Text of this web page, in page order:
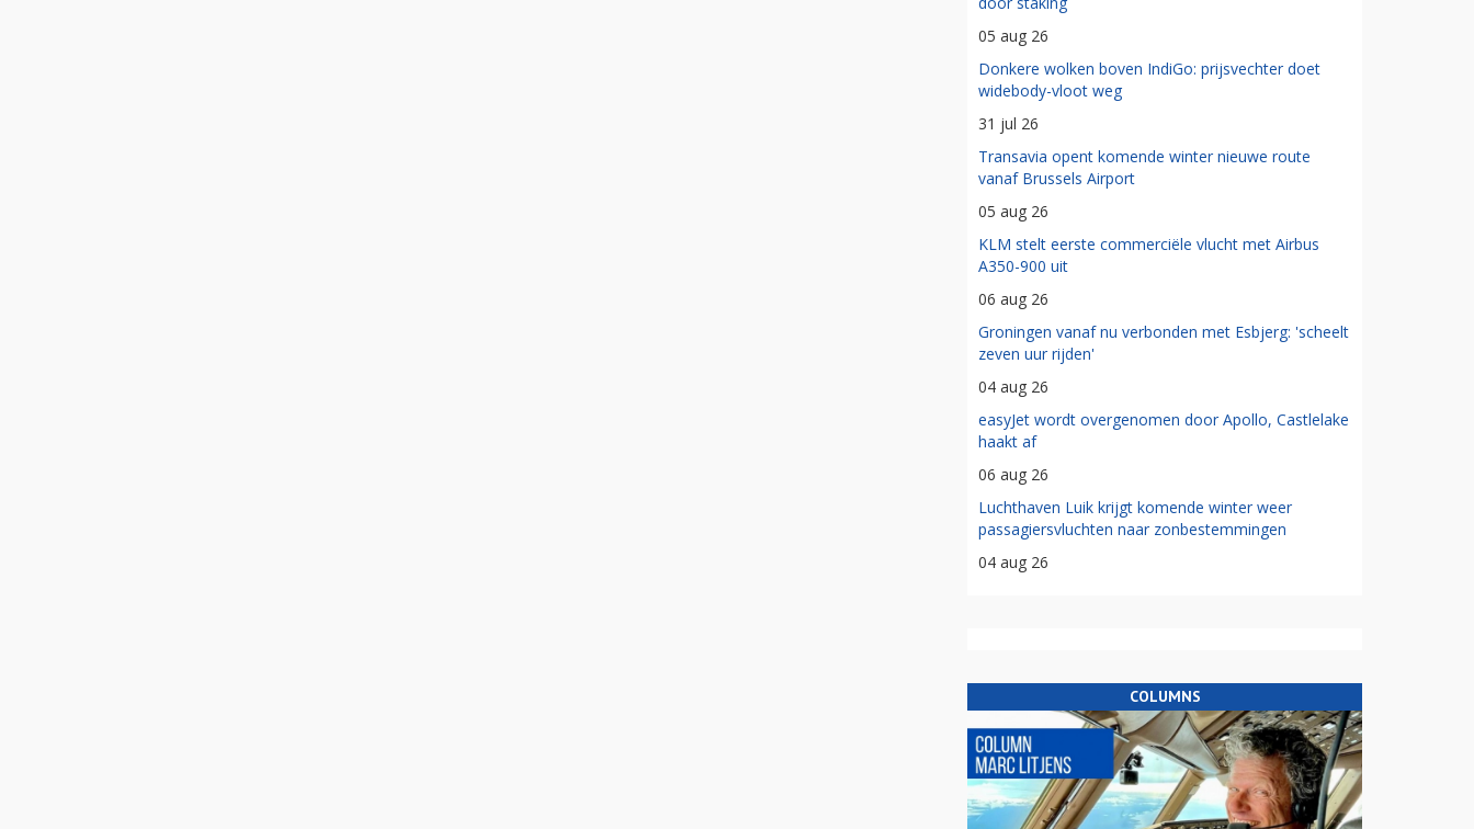
05 aug 26
Donkere wolken boven IndiGo: prijsvechter doet
widebody-vloot weg
31 jul 26
Transavia opent komende winter nieuwe route
vanaf Brussels Airport
05 aug 26
KLM stelt eerste commerciële vlucht met Airbus
A350-900 uit
06 aug 26
Groningen vanaf nu verbonden met Esbjerg: 'scheelt
zeven uur rijden'
04 aug 26
easyJet wordt overgenomen door Apollo, Castlelake
haakt af
06 aug 26
Luchthaven Luik krijgt komende winter weer
passagiersvluchten naar zonbestemmingen
04 aug 26
COLUMNS